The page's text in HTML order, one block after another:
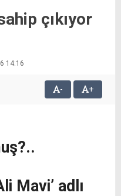
çıkıyor
14:16
- +
Mavi’ adlı